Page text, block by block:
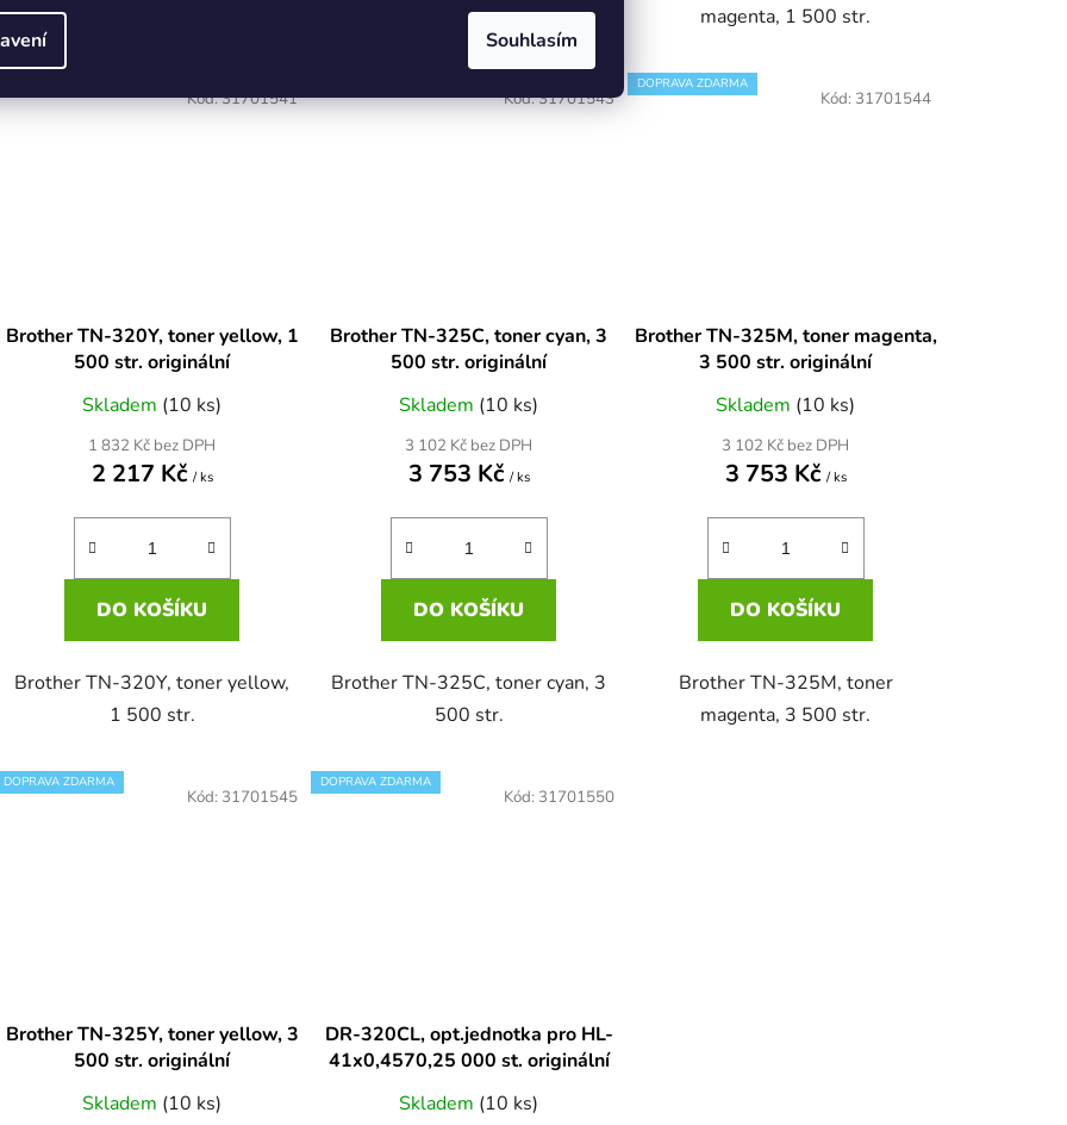
Souhlasím
500 str.
magenta, 1 500 str.
Brother TN-320Y, toner yellow, 1
500 str. originální
Skladem (10 ks)
1 832 Kč bez DPH
2 217 Kč / ks
DO KOŠÍKU
Brother TN-320Y, toner yellow,
1 500 str.
Kód:31701541
Brother TN-325C, toner cyan, 3
500 str. originální
Skladem (10 ks)
3 102 Kč bez DPH
3 753 Kč / ks
DO KOŠÍKU
Brother TN-325C, toner cyan, 3
500 str.
Kód:31701543
DOPRAVA ZDARMA
Brother TN-325M, toner magenta,
3 500 str. originální
Skladem (10 ks)
3 102 Kč bez DPH
3 753 Kč / ks
DO KOŠÍKU
Brother TN-325M, toner
magenta, 3 500 str.
Kód: 31701544
DOPRAVA ZDARMA
Brother TN-325Y, toner yellow, 3
500 str. originální
Skladem (10 ks)
Kód: 31701545
DOPRAVA ZDARMA
DR-320CL, opt.jednotka pro HL-
41x0,4570,25 000 st. originální
Skladem (10 ks)
Kód: 31701550